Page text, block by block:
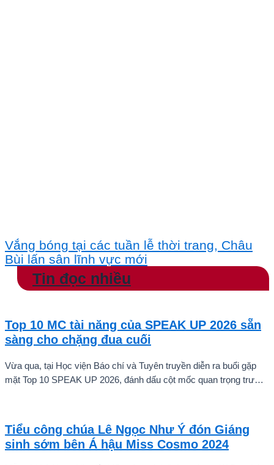
Vắng bóng tại các tuần lễ thời trang, Châu
Bùi lấn sân lĩnh vực mới
Tin đọc nhiều
Top 10 MC tài năng của SPEAK UP 2026 sẵn
sàng cho chặng đua cuối
Vừa qua, tại Học viện Báo chí và Tuyên truyền diễn ra buổi gặp
mặt Top 10 SPEAK UP 2026, đánh dấu cột mốc quan trọng trước
Tiểu công chúa Lê Ngọc Như Ý đón Giáng
sinh sớm bên Á hậu Miss Cosmo 2024